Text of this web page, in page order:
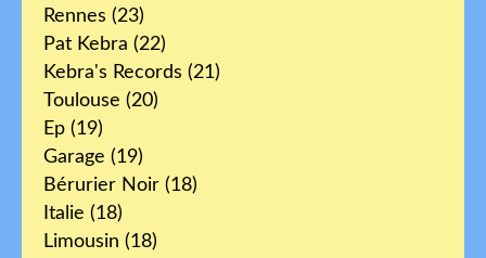
Rennes (23)
Pat Kebra (22)
Kebra's Records (21)
Toulouse (20)
Ep (19)
Garage (19)
Bérurier Noir (18)
Italie (18)
Limousin (18)